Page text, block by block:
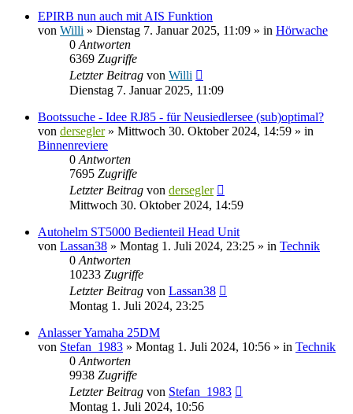
EPIRB nun auch mit AIS Funktion
von Willi » Dienstag 7. Januar 2025, 11:09 » in Hörwache
0 Antworten
6369 Zugriffe
Letzter Beitrag von Willi
Dienstag 7. Januar 2025, 11:09
Bootssuche - Idee RJ85 - für Neusiedlersee (sub)optimal?
von dersegler» Mittwoch 30. Oktober 2024, 14:59 » in
Binnenreviere
0 Antworten
7695 Zugriffe
Letzter Beitrag von dersegler
Mittwoch 30. Oktober 2024, 14:59
Autohelm ST5000 Bedienteil Head Unit
von Lassan38 » Montag 1. Juli 2024, 23:25 » in Technik
0 Antworten
10233 Zugriffe
Letzter Beitrag von Lassan38
Montag 1. Juli 2024, 23:25
Anlasser Yamaha 25DM
von Stefan_1983 » Montag 1. Juli 2024, 10:56 » in Technik
0 Antworten
9938 Zugriffe
Letzter Beitrag von Stefan_1983
Montag 1. Juli 2024, 10:56